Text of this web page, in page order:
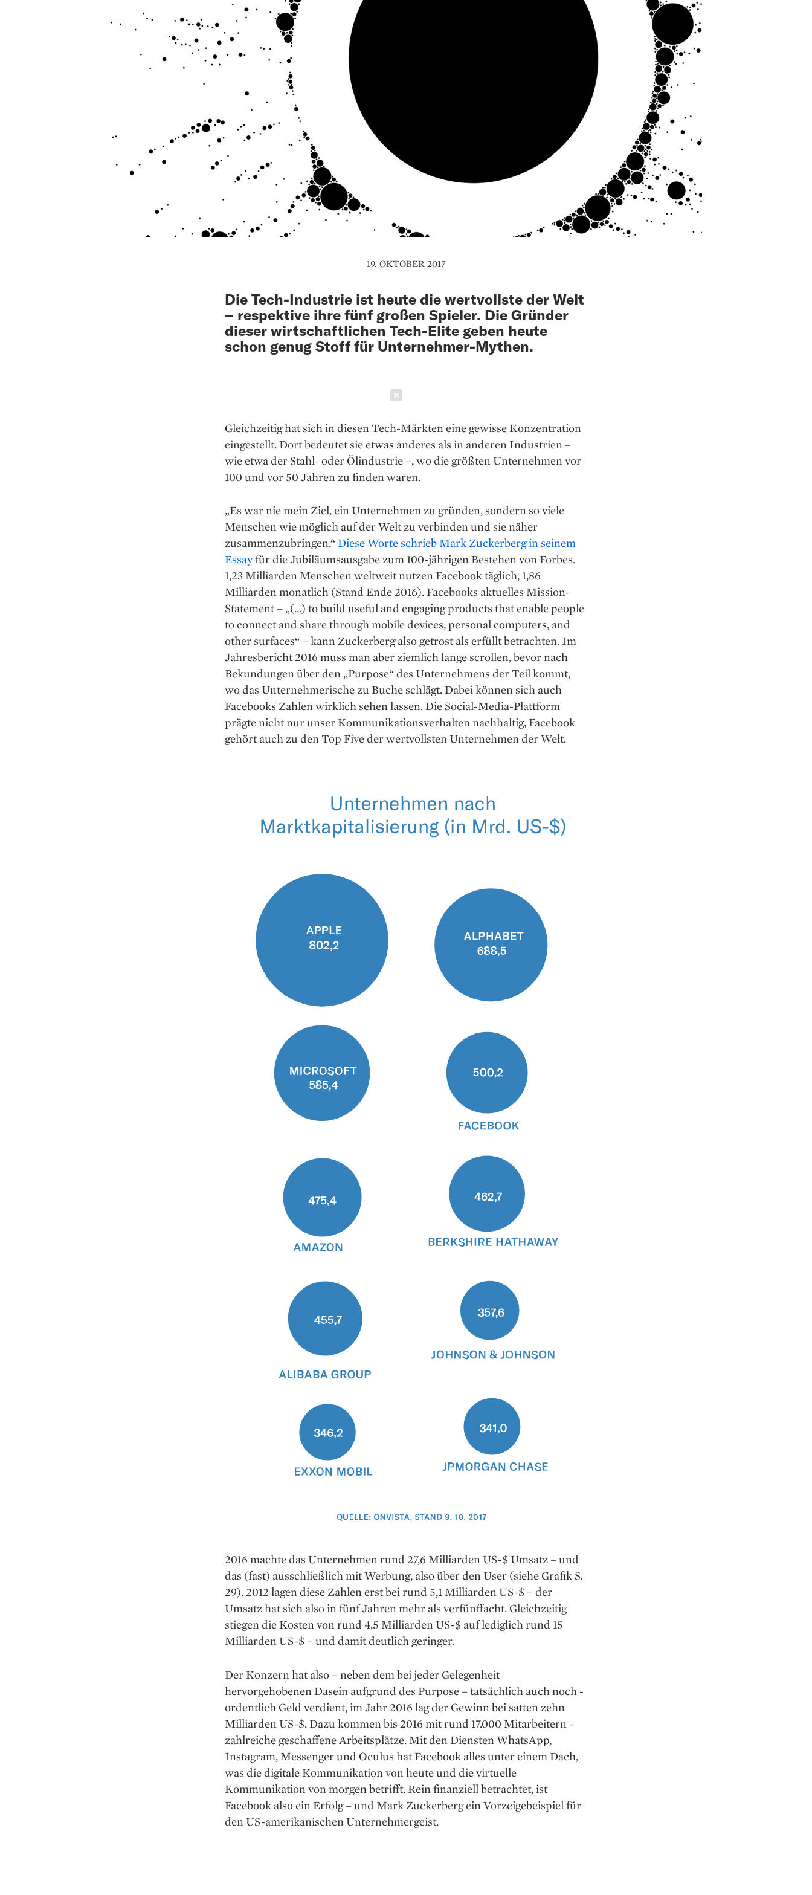
19. OKTOBER 2017
Die Tech-Industrie ist heute die wertvollste der Welt
– respektive ihre fünf großen Spieler. Die Gründer
dieser wirtschaftlichen Tech-Elite geben heute
schon genug Stoff für Unternehmer-Mythen.
Gleichzeitig hat sich in diesen Tech-Märkten eine gewisse Konzentration
eingestellt. Dort bedeutet sie etwas anderes als in anderen Industrien –
wie etwa der Stahl- oder Ölindustrie –, wo die größten Unternehmen vor
100 und vor 50 Jahren zu finden waren.
„Es war nie mein Ziel, ein Unternehmen zu gründen, sondern so viele
Menschen wie möglich auf der Welt zu verbinden und sie näher
zusammenzubringen.“Diese Worte schrieb Mark Zuckerberg in seinem
Essayfür die Jubiläumsausgabe zum 100-jährigen Bestehen von Forbes.
1,23 Milliarden Menschen weltweit nutzen Facebook täglich, 1,86
Milliarden monatlich (Stand Ende 2016). Facebooks ­aktuelles Mission-
Statement – „(...) to build useful and engaging products that enable people
to connect and share through mobile devices, personal computers, and
other surfaces“ – kann Zuckerberg also getrost als erfüllt betrachten. Im
Jahresbericht 2016 muss man aber ziemlich lange scrollen, bevor nach
Bekundungen über den „Purpose“ des Unter­nehmens der Teil kommt,
wo das Unternehmerische zu Buche schlägt. Dabei können sich auch
Facebooks Zahlen wirklich sehen lassen. Die Social-­Media-Plattform
prägte nicht nur unser Kommunikationsverhalten nachhaltig, Facebook
gehört auch zu den Top Five der wertvollsten ­Unternehmen der Welt.
2016 machte das Unternehmen rund 27,6 Milliarden US-$ Umsatz – und
das (fast) ausschließlich mit Werbung, also über den User (siehe Grafik S.
29). 2012 lagen diese Zahlen erst bei rund 5,1 Milliarden US-$ – der
Umsatz hat sich also in fünf Jahren mehr als verfünffacht. Gleichzeitig
stiegen die Kosten von rund 4,5 Milliarden US-$ auf lediglich rund 15
Milliarden US-­$ – und damit deutlich geringer.
Der Konzern hat also – neben dem bei jeder ­Gelegenheit
hervorgehobenen Dasein aufgrund des Purpose – tatsächlich auch noch ­
ordentlich Geld verdient, im Jahr 2016 lag der Gewinn bei ­satten zehn
Milliarden US-$. Dazu kommen bis 2016 mit rund 17.000 Mitarbeitern ­
zahlreiche geschaffene Arbeitsplätze. Mit den Diensten WhatsApp,
Instagram, Messenger und Oculus hat Facebook alles unter einem Dach,
was die digitale Kommunikation von heute und die virtuelle
Kommunikation von morgen betrifft. Rein finanziell ­betrachtet, ist
Facebook also ein Erfolg – und Mark Zuckerberg ein Vorzeigebeispiel für
den US-amerikanischen Unternehmergeist.